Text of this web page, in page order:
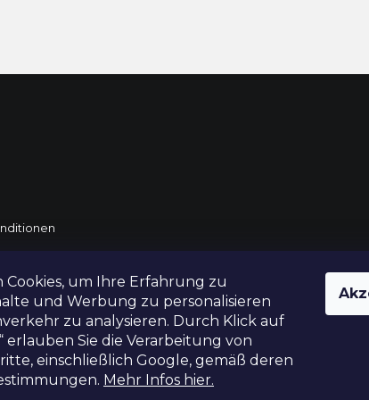
um Ihre Erfahrung zu
und Werbung zu personalisieren
zu analysieren. Durch Klick auf
erlauben Sie die Verarbeitung von
einschließlich Google, gemäß deren
Mehr Infos hier.
AT